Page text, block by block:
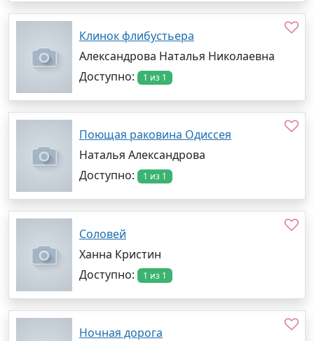
Клинок флибустьера
Александрова Наталья Николаевна
Доступно:
1 из 1
Поющая раковина Одиссея
Наталья Александрова
Доступно:
1 из 1
Соловей
Ханна Кристин
Доступно:
1 из 1
Ночная дорога